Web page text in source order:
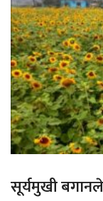
सूर्यमुखी बगानले